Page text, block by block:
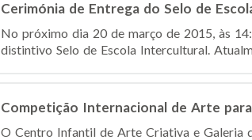
Cerimónia de Entrega do Selo de
No próximo dia 20 de março de 2015, às
distintivo Selo de Escola Intercultural.
Competição Internacional de Arte para
O Centro Infantil de Arte Criativa e Galeria